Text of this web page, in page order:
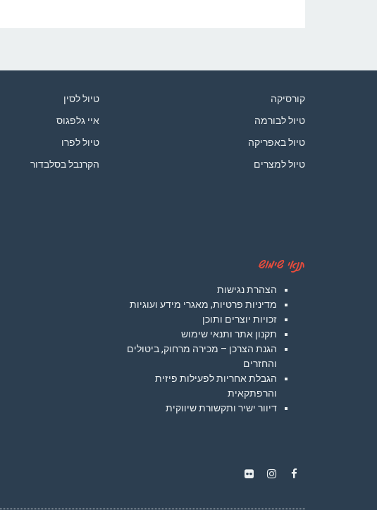
קורסיקה
טיול לבורמה
טיול באפריקה
טיול למצרים
טיול לסין
איי גלפגוס
טיול לפרו
הקרנבל בסלבדור
תנאי שימוש
הצהרת נגישות
מדיניות פרטיות, מאגרי מידע ועוגיות
זכויות יוצרים ותוכן
תקנון אתר ותנאי שימוש
הגנת הצרכן – מכירה מרחוק, ביטולים
והחזרים
הגבלת אחריות לפעילות פיזית
והרפתקאית
דיוור ישיר ותקשורת שיווקית